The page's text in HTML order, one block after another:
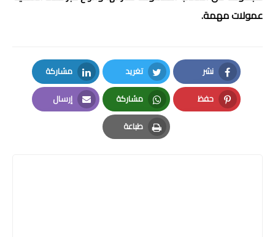
عمولات مهمة.
نشر
Facebook
تغريد
Twitter
مشاركة
LinkedIn
حفظ
Pinterest
مشاركة
Whatsapp
إرسال
Email
طباعة
Print